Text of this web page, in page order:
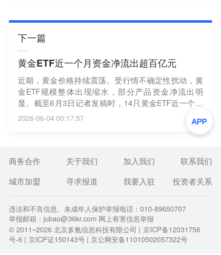
下一篇
黄金ETF近一个月资金净流出超百亿元
近期，黄金价格持续震荡。受行情不确定性扰动，黄
金ETF规模整体出现缩水，部分产品资金净流出明
显。截至6月3日记者发稿时，14只黄金ETF近一个月
资金净流出超100亿元。 此前广受投资者认可的“金价
回落、逢低加仓”观点，在震荡行情下开始出现分歧。
当前黄金是否还有配置价值？在受访人士看来，短期
黄金配置价值的核心逻辑并未发生改变。（证券日
2026-06-04 00:17:57
商务合作 关于我们 加入我们
联系我们
城市加盟
寻求报道 我要入驻 投资者关系
违法和不良信息、未成年人保护举报电话：010-89650707
举报邮箱：jubao@36kr.com 网上有害信息举报
© 2011~2026北京多氪信息科技有限公司 | 京ICP备12031756
号-6 | 京ICP证150143号 | 京公网安备11010502057322号